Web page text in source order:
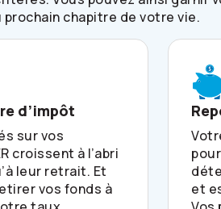
chapitre de votre vie.
d’impôt
sur vos
croissent à l’abri
leur retrait. Et
vos fonds à
et